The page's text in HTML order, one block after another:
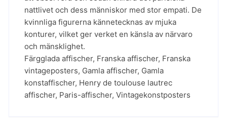
nattlivet och dess människor med stor empati. De
kvinnliga figurerna kännetecknas av mjuka
konturer, vilket ger verket en känsla av närvaro
och mänsklighet.
Färgglada affischer, Franska affischer, Franska
vintageposters, Gamla affischer, Gamla
konstaffischer, Henry de toulouse lautrec
affischer, Paris-affischer,Vintagekonstposters